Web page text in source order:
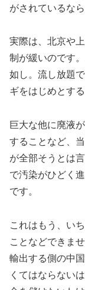
がされているな
実際は、北京や
制が緩いのです
如し。流し放題
ギをはじめとす
巨大な他に廃液
することなど、
が全部そうとは
で汚染がひどく
です。
これはもう、い
ことなどできま
輸出する側の中
くてはならない